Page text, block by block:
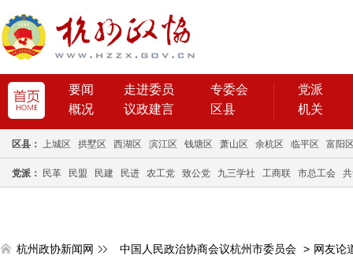
要闻 走进委员
专委会
概况
议政建言 区县
党派
机关
区县： 上城区 拱墅区 西湖区 滨江区 钱塘区 萧山区 余杭区 临平区 富阳
党派： 民革 民盟 民建 民进 农工党 致公党 九三学社 工商联 市总工会
杭州政协新闻网 中国人民政治协商会议杭州市委员会 > 网友论